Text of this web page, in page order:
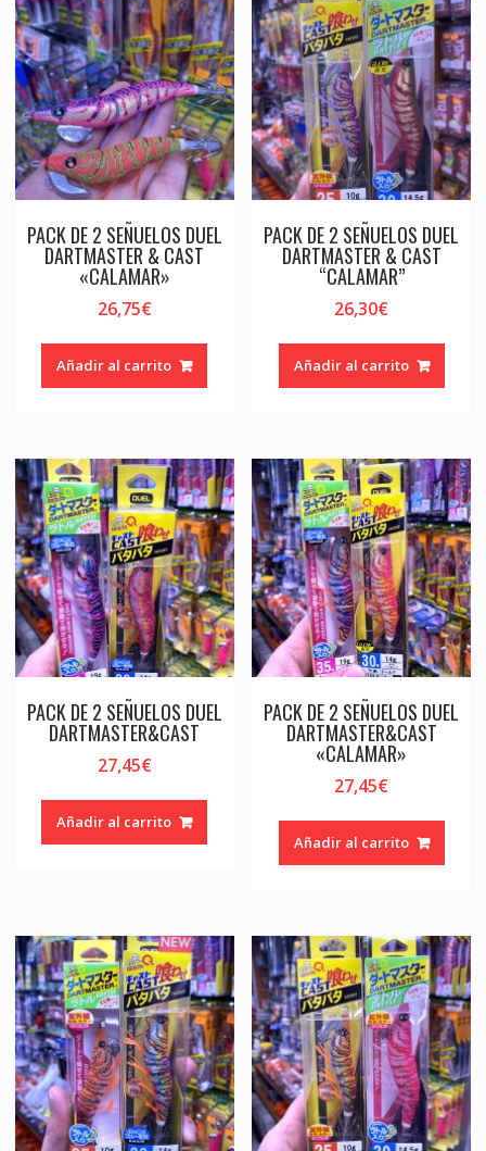
PACK DE 2 SEÑUELOS DUEL
DARTMASTER & CAST
«CALAMAR»
26,75€
Añadir al carrito
PACK DE 2 SEÑUELOS DUEL
DARTMASTER & CAST
“CALAMAR”
26,30€
Añadir al carrito
PACK DE 2 SEÑUELOS DUEL
DARTMASTER&CAST
27,45€
Añadir al carrito
PACK DE 2 SEÑUELOS DUEL
DARTMASTER&CAST
«CALAMAR»
27,45€
Añadir al carrito